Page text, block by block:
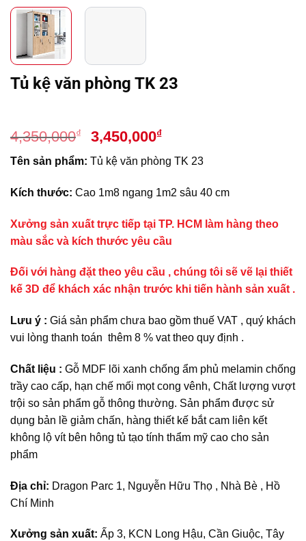
Tủ kệ văn phòng TK 23
4,350,000₫
Giá
gốc
là:
4,350,000₫.
3,450,000₫Giá
tại
là:
3,450,000₫.
Tên sản phẩm: Tủ kệ văn phòng TK 23
Kích thước: Cao 1m8 ngang 1m2 sâu 40 cm
Xưởng sản xuất trực tiếp tại TP. HCM làm hàng theo
màu sắc và kích thước yêu cầu
Đối với hàng đặt theo yêu cầu , chúng tôi sẽ vẽ lại thiết
kế 3D để khách xác nhận trước khi tiến hành sản xuất .
Lưu ý : Giá sản phẩm chưa bao gồm thuế VAT , quý khách
vui lòng thanh toán thêm 8 % vat theo quy định .
Chất liệu : Gỗ MDF lõi xanh chống ẩm phủ melamin chống
trầy cao cấp, hạn chế mối mọt cong vênh, Chất lượng vượt
trội so sản phẩm gỗ thông thường. Sản phẩm được sử
dụng bản lề giảm chấn, hàng thiết kế bắt cam liên kết
không lộ vít bên hông tủ tạo tính thẩm mỹ cao cho sản
phẩm
Địa chỉ: Dragon Parc 1, Nguyễn Hữu Thọ , Nhà Bè , Hồ
Chí Minh
Xưởng sản xuất: Ấp 3, KCN Long Hậu, Cần Giuộc, Tây